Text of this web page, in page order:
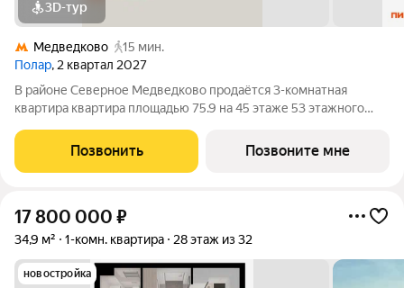
3D-тур
Медведково
15 мин.
Полар, 2 квартал 2027
В районе Северное Медведково продаётся 3-комнатная
квартира квартира площадью 75.9 на 45 этаже 53 этажного
расположение 17 минут пешком до станции метро
«Медведково». 8 минут на автомобиле до
Позвонить Позвоните мне
17 800 000 ₽
34,9 м² 1-комн. квартира 28 этаж из 32
новостройка